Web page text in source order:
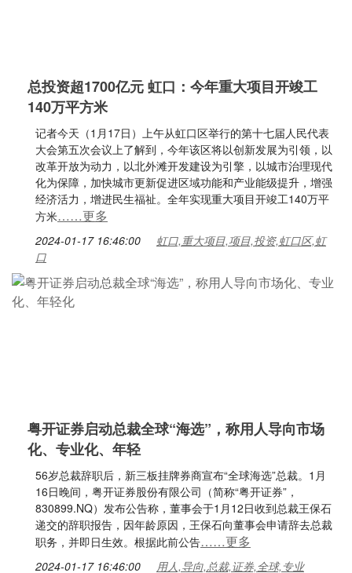
总投资超1700亿元 虹口：今年重大项目开竣工
140万平方米
记者今天（1月17日）上午从虹口区举行的第十七届人民代表
大会第五次会议上了解到，今年该区将以创新发展为引领，以
改革开放为动力，以北外滩开发建设为引擎，以城市治理现代
化为保障，加快城市更新促进区域功能和产业能级提升，增强
经济活力，增进民生福祉。全年实现重大项目开竣工140万平
方米……更多
2024-01-17 16:46:00
虹口,重大项目,项目,投资,虹口区,虹
口
粤开证券启动总裁全球“海选”，称用人导向市场
化、专业化、年轻
56岁总裁辞职后，新三板挂牌券商宣布“全球海选”总裁。1月
16日晚间，粤开证券股份有限公司（简称“粤开证券”，
830899.NQ）发布公告称，董事会于1月12日收到总裁王保石
递交的辞职报告，因年龄原因，王保石向董事会申请辞去总裁
职务，并即日生效。根据此前公告……更多
2024-01-17 16:46:00 用人,导向,总裁,证券,全球,专业